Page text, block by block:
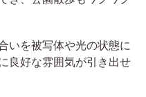
いを被写体や光の状態に
良好な雰囲気が引き出せ